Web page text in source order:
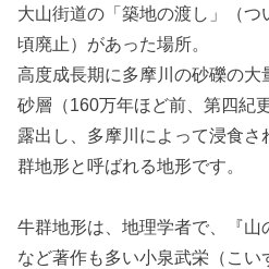
大山街道の「築地の渡し」（
頃廃止）があった場所。
高度成長期に多摩川の砂礫の大
砂層（160万年ほど前、第四紀
露出し、多摩川によって浸食
群地形と呼ばれる地形です。
牛群地形は、地理学者で、『山
など著作も多い小泉武栄（こい